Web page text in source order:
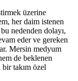
üzerine
her daim istenen
nedenden dolayı,
eder ve gereken
Mersin medyum
de beklenen
takım özel